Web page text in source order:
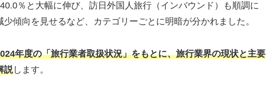
％と大幅に伸び、訪日外国人旅行（インバウンド）も順調に
傾向を見せるなど、カテゴリーごとに明暗が分かれました。
年度の「旅行業者取扱状況」をもとに、旅行業界の現状と主要
説します。